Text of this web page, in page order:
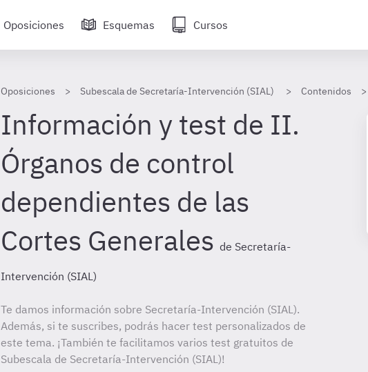
Oposiciones Esquemas Cursos
Oposiciones Subescala de Secretaría-Intervención (SIAL) Contenidos
Información y test de II.
Órganos de control
dependientes de las
Cortes Generales de Secretaría-
Intervención (SIAL)
Te damos información sobre Secretaría-Intervención (SIAL).
Además, si te suscribes, podrás hacer test personalizados de
este tema. ¡También te facilitamos varios test gratuitos de
Subescala de Secretaría-Intervención (SIAL)!